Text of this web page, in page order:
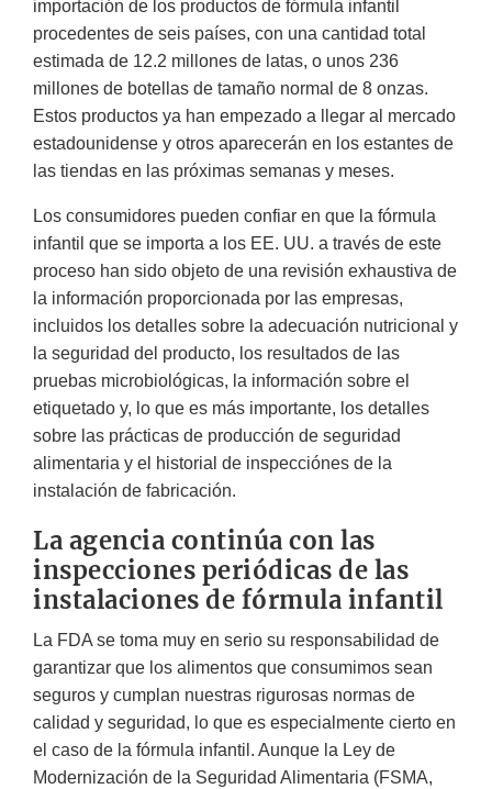
importación de los productos de fórmula infantil
procedentes de seis países, con una cantidad total
estimada de 12.2 millones de latas, o unos 236
millones de botellas de tamaño normal de 8 onzas.
Estos productos ya han empezado a llegar al mercado
estadounidense y otros aparecerán en los estantes de
las tiendas en las próximas semanas y meses.
Los consumidores pueden confiar en que la fórmula
infantil que se importa a los EE. UU. a través de este
proceso han sido objeto de una revisión exhaustiva de
la información proporcionada por las empresas,
incluidos los detalles sobre la adecuación nutricional y
la seguridad del producto, los resultados de las
pruebas microbiológicas, la información sobre el
etiquetado y, lo que es más importante, los detalles
sobre las prácticas de producción de seguridad
alimentaria y el historial de inspecciónes de la
instalación de fabricación.
La agencia continúa con las
inspecciones periódicas de las
instalaciones de fórmula infantil
La FDA se toma muy en serio su responsabilidad de
garantizar que los alimentos que consumimos sean
seguros y cumplan nuestras rigurosas normas de
calidad y seguridad, lo que es especialmente cierto en
el caso de la fórmula infantil. Aunque la Ley de
Modernización de la Seguridad Alimentaria (FSMA,